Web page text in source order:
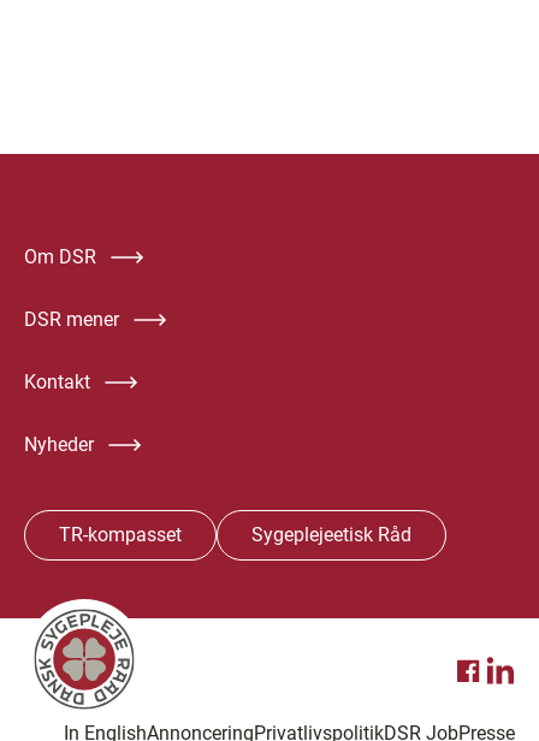
Om DSR
DSR mener
Kontakt
Nyheder
TR-kompasset Sygeplejeetisk Råd
In EnglishAnnonceringPrivatlivspolitikDSR JobPresse